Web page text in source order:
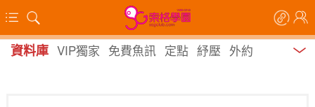
資料庫 VIP獨家 免費魚訊 定點 紓壓 外約